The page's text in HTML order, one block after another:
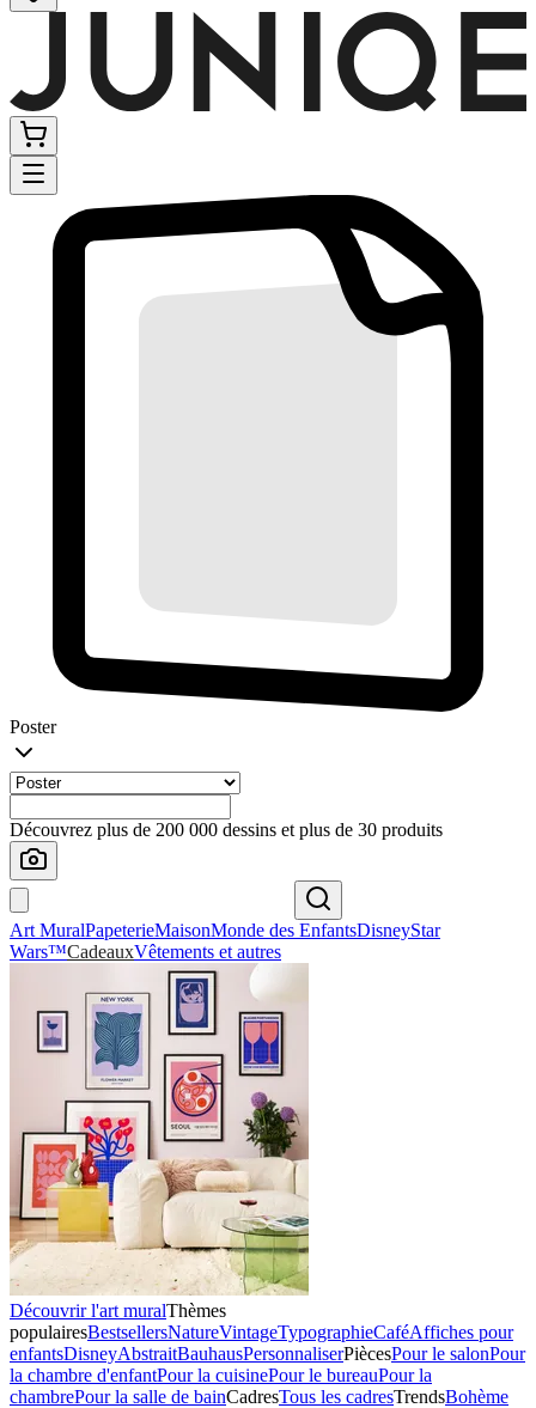
Poster
Découvrez plus de 200 000 dessins et plus de 30 produits
Art MuralPapeterieMaisonMonde des EnfantsDisneyStar
Wars™CadeauxVêtements et autres
Découvrir l'art muralThèmes
populairesBestsellersNatureVintageTypographieCaféAffiches pour
enfantsDisneyAbstraitBauhausPersonnaliserPiècesPour le salonPour
la chambre d'enfantPour la cuisinePour le bureauPour la
chambrePour la salle de bainCadresTous les cadresTrendsBohème